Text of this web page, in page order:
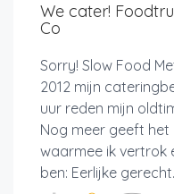
We cater!
Co
Sorry! Slow Food
2012 mijn
uur reden mijn
Nog meer geeft het
waarmee ik vertrok
ben: Eerlijke